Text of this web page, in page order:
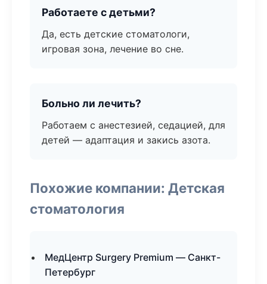
Работаете с детьми?
Да, есть детские стоматологи,
игровая зона, лечение во сне.
Больно ли лечить?
Работаем с анестезией, седацией, для
детей — адаптация и закись азота.
Похожие компании: Детская
стоматология
МедЦентр Surgery Premium — Санкт-
Петербург